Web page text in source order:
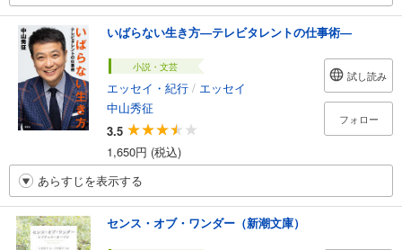
いばらない生き方―テレビタレントの仕事術―
小説・文芸
エッセイ・紀行 / エッセイ
中山秀征
3.5
1,650円 (税込)
試し読み
フォロー
あらすじを表示する
センス・オブ・ワンダー（新潮文庫）